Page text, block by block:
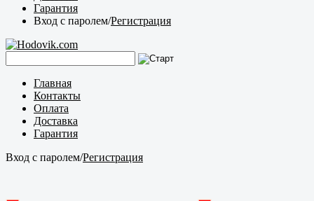
Гарантия
Вход с паролем/Регистрация
Главная
Контакты
Оплата
Доставка
Гарантия
Вход с паролем/Регистрация